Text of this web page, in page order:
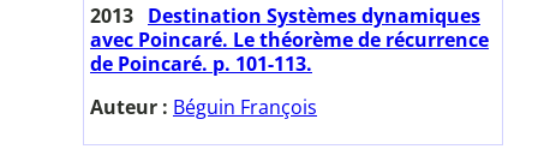
2013 Destination Systèmes dynamiques
avec Poincaré. Le théorème de récurrence
de Poincaré. p. 101-113.
Auteur : Béguin François